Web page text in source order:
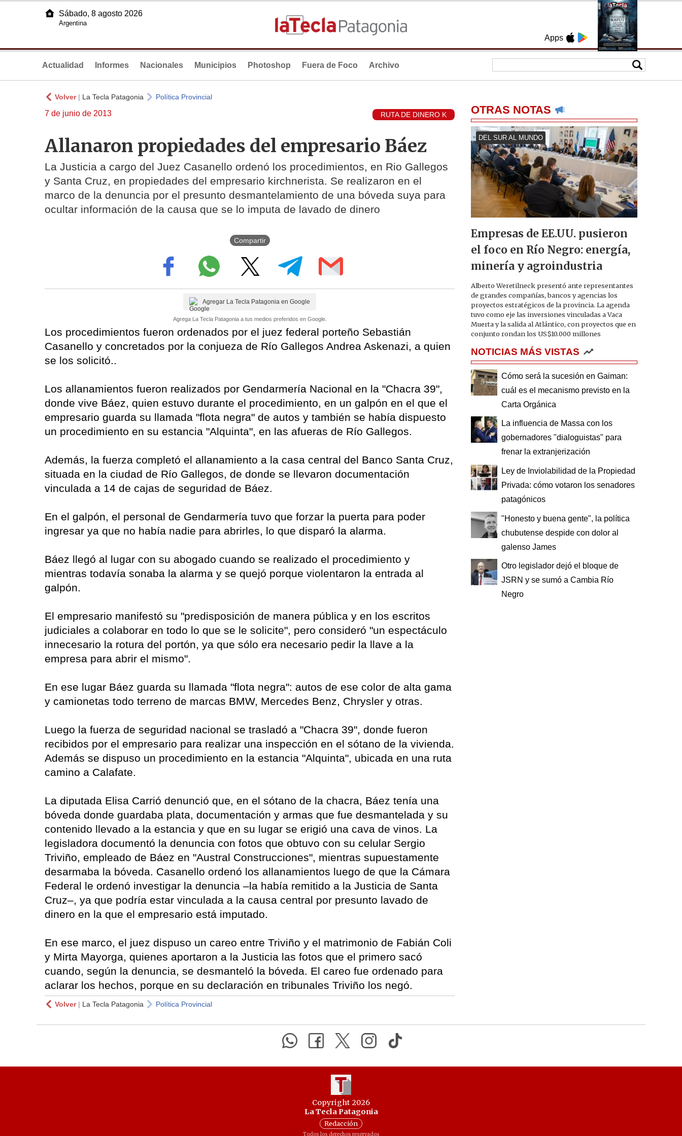
Apps
Sábado, 8 agosto 2026
Argentina
Actualidad Informes Nacionales Municipios Photoshop Fuera de Foco Archivo
Volver| La Tecla Patagonia Política Provincial
7 de junio de 2013 RUTA DE DINERO K
Allanaron propiedades del empresario Báez
La Justicia a cargo del Juez Casanello ordenó los procedimientos, en Rio Gallegos
y Santa Cruz, en propiedades del empresario kirchnerista. Se realizaron en el
marco de la denuncia por el presunto desmantelamiento de una bóveda suya para
ocultar información de la causa que se lo imputa de lavado de dinero
Compartir
Agregar La Tecla Patagonia en Google
Agrega La Tecla Patagonia a tus medios preferidos en Google.
Los procedimientos fueron ordenados por el juez federal porteño Sebastián
Casanello y concretados por la conjueza de Río Gallegos Andrea Askenazi, a quien
se los solicitó..
Los allanamientos fueron realizados por Gendarmería Nacional en la "Chacra 39",
donde vive Báez, quien estuvo durante el procedimiento, en un galpón en el que el
empresario guarda su llamada "flota negra" de autos y también se había dispuesto
un procedimiento en su estancia "Alquinta", en las afueras de Río Gallegos.
Además, la fuerza completó el allanamiento a la casa central del Banco Santa Cruz,
situada en la ciudad de Río Gallegos, de donde se llevaron documentación
vinculada a 14 de cajas de seguridad de Báez.
En el galpón, el personal de Gendarmería tuvo que forzar la puerta para poder
ingresar ya que no había nadie para abrirles, lo que disparó la alarma.
Báez llegó al lugar con su abogado cuando se realizado el procedimiento y
mientras todavía sonaba la alarma y se quejó porque violentaron la entrada al
galpón.
El empresario manifestó su "predisposición de manera pública y en los escritos
judiciales a colaborar en todo lo que se le solicite", pero consideró "un espectáculo
innecesario la rotura del portón, ya que sólo era necesario pedir la llave a la
empresa para abrir el mismo".
En ese lugar Báez guarda su llamada "flota negra": autos de ese color de alta gama
y camionetas todo terreno de marcas BMW, Mercedes Benz, Chrysler y otras.
Luego la fuerza de seguridad nacional se trasladó a "Chacra 39", donde fueron
recibidos por el empresario para realizar una inspección en el sótano de la vivienda.
Además se dispuso un procedimiento en la estancia "Alquinta", ubicada en una ruta
camino a Calafate.
La diputada Elisa Carrió denunció que, en el sótano de la chacra, Báez tenía una
bóveda donde guardaba plata, documentación y armas que fue desmantelada y su
contenido llevado a la estancia y que en su lugar se erigió una cava de vinos. La
legisladora documentó la denuncia con fotos que obtuvo con su celular Sergio
Triviño, empleado de Báez en "Austral Construcciones", mientras supuestamente
desarmaba la bóveda. Casanello ordenó los allanamientos luego de que la Cámara
Federal le ordenó investigar la denuncia –la había remitido a la Justicia de Santa
Cruz–, ya que podría estar vinculada a la causa central por presunto lavado de
dinero en la que el empresario está imputado.
En ese marco, el juez dispuso un careo entre Triviño y el matrimonio de Fabián Coli
y Mirta Mayorga, quienes aportaron a la Justicia las fotos que el primero sacó
cuando, según la denuncia, se desmanteló la bóveda. El careo fue ordenado para
aclarar los hechos, porque en su declaración en tribunales Triviño los negó.
Volver| La Tecla Patagonia Política Provincial
OTRAS NOTAS
DEL SUR AL MUNDO
Empresas de EE.UU. pusieron
el foco en Río Negro: energía,
minería y agroindustria
Alberto Weretilneck presentó ante representantes
de grandes compañías, bancos y agencias los
proyectos estratégicos de la provincia. La agenda
tuvo como eje las inversiones vinculadas a Vaca
Muerta y la salida al Atlántico, con proyectos que en
conjunto rondan los US$10.000 millones
NOTICIAS MÁS VISTAS
Cómo será la sucesión en Gaiman:
cuál es el mecanismo previsto en la
Carta Orgánica
La influencia de Massa con los
gobernadores "dialoguistas" para
frenar la extranjerización
Ley de Inviolabilidad de la Propiedad
Privada: cómo votaron los senadores
patagónicos
"Honesto y buena gente", la política
chubutense despide con dolor al
galenso James
Otro legislador dejó el bloque de
JSRN y se sumó a Cambia Río
Negro
Copyright 2026
La Tecla Patagonia
Redacción
Todos los derechos reservados